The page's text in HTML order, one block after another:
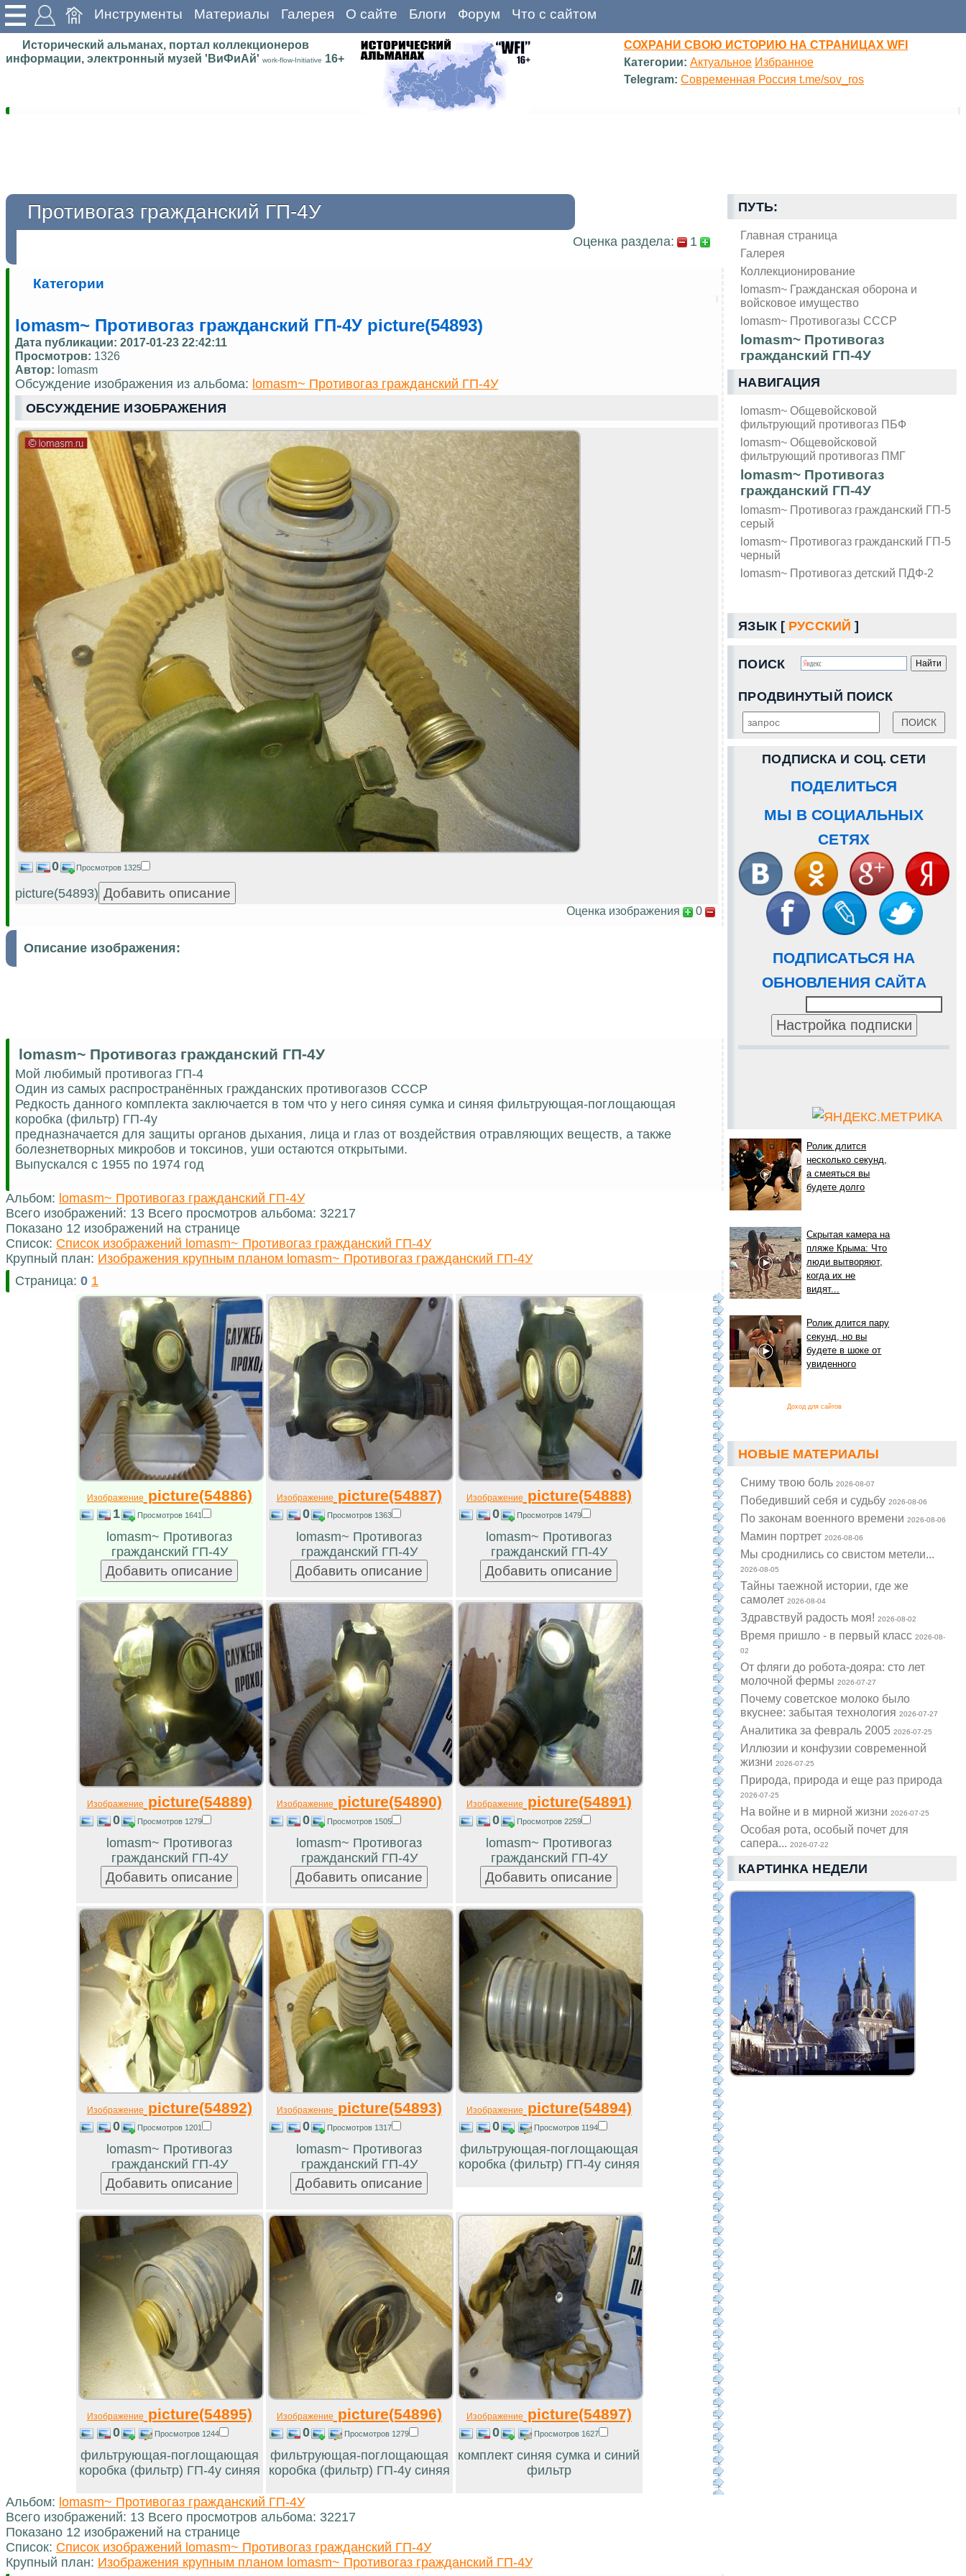
Инструменты Материалы Галерея О сайте Блоги Форум Что с сайтом
Исторический альманах, портал коллекционеров
информации, электронный музей 'ВиФиАй' work-flow-Initiative 16+
СОХРАНИ СВОЮ ИСТОРИЮ НА СТРАНИЦАХ WFI
Категории: Актуальное Избранное
Telegram: Современная Россия t.me/sov_ros
ПУТЬ:
Главная страница
Галерея
Коллекционирование
lomasm~ Гражданская оборона и
войсковое имущество
lomasm~ Противогазы СССР
lomasm~ Противогаз
гражданский ГП-4У
НАВИГАЦИЯ
lomasm~ Общевойсковой
фильтрующий противогаз ПБФ
lomasm~ Общевойсковой
фильтрующий противогаз ПМГ
lomasm~ Противогаз
гражданский ГП-4У
lomasm~ Противогаз гражданский ГП-5
серый
lomasm~ Противогаз гражданский ГП-5
черный
lomasm~ Противогаз детский ПДФ-2
ЯЗЫК [ РУССКИЙ ]
ПОИСК
ПРОДВИНУТЫЙ ПОИСК
ПОДПИСКА И СОЦ. СЕТИ
ПОДЕЛИТЬСЯ
МЫ В СОЦИАЛЬНЫХ
СЕТЯХ
ПОДПИСАТЬСЯ НА
ОБНОВЛЕНИЯ САЙТА
Ролик длится
несколько секунд,
а смеяться вы
будете долго
Скрытая камера на
пляже Крыма: Что
люди вытворяют,
когда их не
видят...
Ролик длится пару
секунд, но вы
будете в шоке от
увиденного
Доход для сайтов
НОВЫЕ МАТЕРИАЛЫ
Cниму твою боль2026-08-07
Победивший себя и судьбу2026-08-06
По законам военного времени2026-08-06
Мамин портрет2026-08-06
Мы сроднились со свистом метели...
2026-08-05
Тайны таежной истории, где же
самолет2026-08-04
Здравствуй радость моя!2026-08-02
Время пришло - в первый класс2026-08-
02
От фляги до робота-дояра: сто лет
молочной фермы2026-07-27
Почему советское молоко было
вкуснее: забытая технология2026-07-27
Аналитика за февраль 20052026-07-25
Иллюзии и конфузии современной
жизни2026-07-25
Природа, природа и еще раз природа
2026-07-25
На войне и в мирной жизни2026-07-25
Особая рота, особый почет для
сапера...2026-07-22
КАРТИНКА НЕДЕЛИ
Противогаз гражданский ГП-4У
Оценка раздела: 1
Категории
lomasm~ Противогаз гражданский ГП-4У picture(54893)
Дата публикации: 2017-01-23 22:42:11
Просмотров: 1326
Автор: lomasm
Обсуждение изображения из альбома: lomasm~ Противогаз гражданский ГП-4У
ОБСУЖДЕНИЕ ИЗОБРАЖЕНИЯ
0 Просмотров 1325
picture(54893)
Оценка изображения 0
Описание изображения:
lomasm~ Противогаз гражданский ГП-4У
Мой любимый противогаз ГП-4
Один из самых распространённых гражданских противогазов СССР
Редкость данного комплекта заключается в том что у него синяя сумка и синяя фильтрующая-поглощающая
коробка (фильтр) ГП-4у
предназначается для защиты органов дыхания, лица и глаз от воздействия отравляющих веществ, а также
болезнетворных микробов и токсинов, уши остаются открытыми.
Выпускался с 1955 по 1974 год
Альбом: lomasm~ Противогаз гражданский ГП-4У
Всего изображений: 13 Всего просмотров альбома: 32217
Показано 12 изображений на странице
Список: Список изображений lomasm~ Противогаз гражданский ГП-4У
Крупный план: Изображения крупным планом lomasm~ Противогаз гражданский ГП-4У
Страница: 0 1
Изображение picture(54886)
1 Просмотров 1641
lomasm~ Противогаз
гражданский ГП-4У
Изображение picture(54887)
0 Просмотров 1363
lomasm~ Противогаз
гражданский ГП-4У
Изображение picture(54888)
0 Просмотров 1479
lomasm~ Противогаз
гражданский ГП-4У
Изображение picture(54889)
0 Просмотров 1279
lomasm~ Противогаз
гражданский ГП-4У
Изображение picture(54890)
0 Просмотров 1505
lomasm~ Противогаз
гражданский ГП-4У
Изображение picture(54891)
0 Просмотров 2259
lomasm~ Противогаз
гражданский ГП-4У
Изображение picture(54892)
0 Просмотров 1201
lomasm~ Противогаз
гражданский ГП-4У
Изображение picture(54893)
0 Просмотров 1317
lomasm~ Противогаз
гражданский ГП-4У
Изображение picture(54894)
0 Просмотров 1194
фильтрующая-поглощающая
коробка (фильтр) ГП-4у синяя
Изображение picture(54895)
0 Просмотров 1244
фильтрующая-поглощающая
коробка (фильтр) ГП-4у синяя
Изображение picture(54896)
0 Просмотров 1279
фильтрующая-поглощающая
коробка (фильтр) ГП-4у синяя
Изображение picture(54897)
0 Просмотров 1627
комплект синяя сумка и синий
фильтр
Альбом: lomasm~ Противогаз гражданский ГП-4У
Всего изображений: 13 Всего просмотров альбома: 32217
Показано 12 изображений на странице
Список: Список изображений lomasm~ Противогаз гражданский ГП-4У
Крупный план: Изображения крупным планом lomasm~ Противогаз гражданский ГП-4У